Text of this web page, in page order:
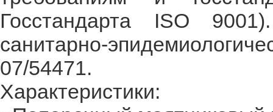
Госстандарта ISO
санитарно-
07/54471.
Характеристики: